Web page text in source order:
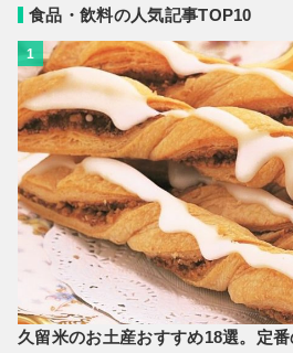
食品・飲料の人気記事TOP10
1
久留米のお土産おすすめ18選。定